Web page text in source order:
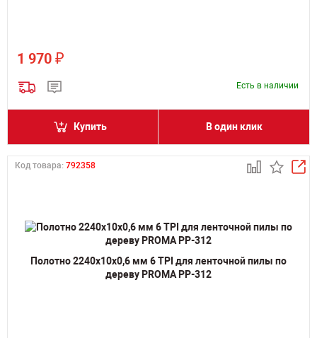
1 970 ₽
Есть в наличии
Купить В один клик
Код товара: 792358
Полотно 2240х10х0,6 мм 6 TPI для ленточной пилы по
дереву PROMA PP-312